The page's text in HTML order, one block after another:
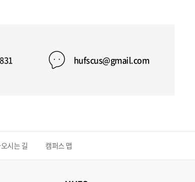
hufscus@gmail.com
시는 길 캠퍼스 맵